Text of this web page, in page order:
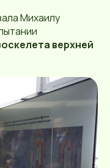
Михаилу
верхней